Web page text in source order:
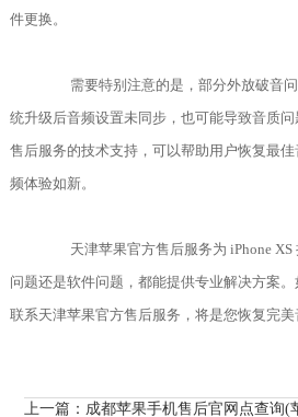
件更换。
需要特别注意的是，部分外放破音问
统升级后音频设置未同步，也可能导致音质
售后服务的技术支持，可以帮助用户恢复最佳
频体验如新。
天津苹果官方售后服务为 iPhone XS
问题还是软件问题，都能提供专业解决方案
联系天津苹果官方售后服务，将是您恢复完美
上一篇： 成都苹果手机售后官网点查询(